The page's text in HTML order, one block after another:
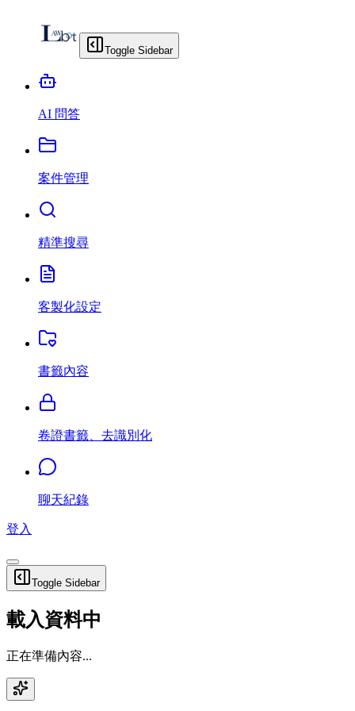
Toggle Sidebar
AI 問答
案件管理
精準搜尋
客製化設定
書籤內容
卷證書籤、去識別化
聊天紀錄
登入
Toggle Sidebar
載入資料中
正在準備內容...